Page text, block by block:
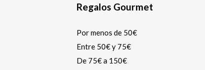
Regalos Gourmet
Por menos de 50€
Entre 50€ y 75€
De 75€ a 150€